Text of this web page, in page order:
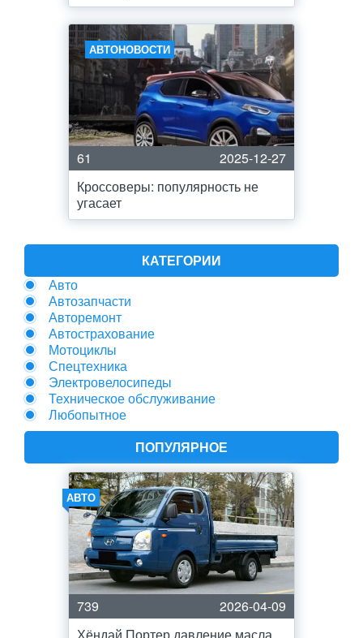
АВТОНОВОСТИ
61
2025-12-27
Кроссоверы: популярность не
угасает
КАТЕГОРИИ
Авто
Автозапчасти
Авторемонт
Автострахование
Мотоциклы
Спецтехника
Электровелосипеды
Техническое обслуживание
Любопытное
ПОПУЛЯРНОЕ
АВТО
739
2026-04-09